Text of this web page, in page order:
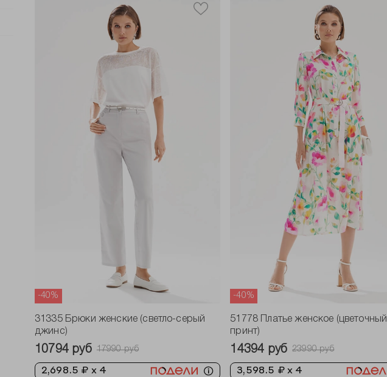
-40%
31335 Брюки женские (светло-серый
джинс)
10794 руб 17990 руб
2,698.5 ₽ x 4
-40%
51778 Платье женское (цветочный
принт)
14394 руб 23990 руб
3,598.5 ₽ x 4